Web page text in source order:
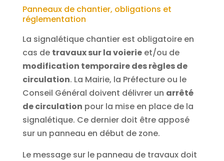
Panneaux de chantier, obligations et
réglementation
La signalétique chantier est obligatoire en
cas de travaux sur la voierieet/ou de
modification temporaire des règles de
circulation. La Mairie, la Préfecture ou le
Conseil Général doivent délivrer un arrêté
de circulation pour la mise en place de la
signalétique. Ce dernier doit être apposé
sur un panneau en début de zone.
Le message sur le panneau de travaux doit